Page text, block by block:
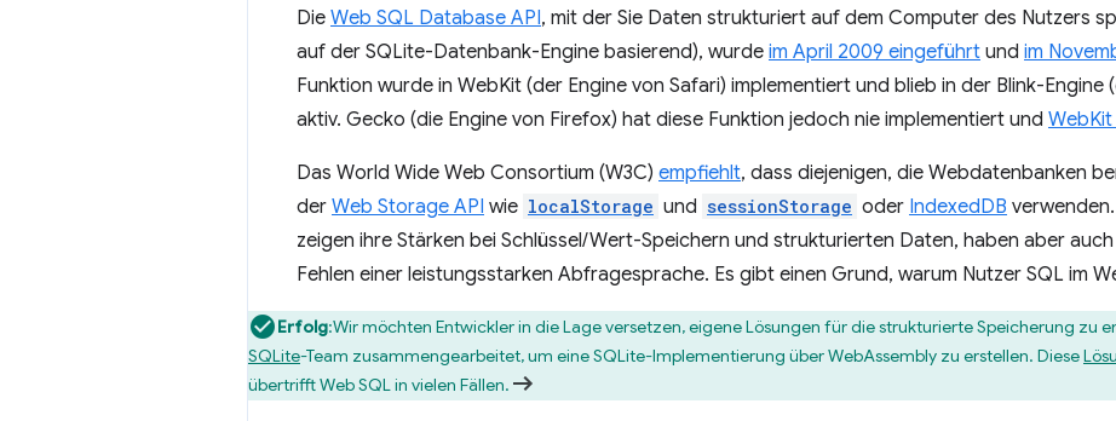
Die Web SQL Database API, mit der Sie Daten strukturiert auf dem Computer des Nutzers
auf der SQLite-Datenbank-Engine basierend), wurde im April 2009 eingeführt und im
Funktion wurde in WebKit (der Engine von Safari) implementiert und blieb in der Blink-Engine
aktiv. Gecko (die Engine von Firefox) hat diese Funktion jedoch nie implementiert und
Das World Wide Web Consortium (W3C) empfiehlt, dass diejenigen, die Webdatenbanken
der Web Storage API wie localStorage und sessionStorage oder IndexedDB
zeigen ihre Stärken bei Schlüssel/Wert-Speichern und strukturierten Daten, haben aber
Fehlen einer leistungsstarken Abfragesprache. Es gibt einen Grund, warum Nutzer SQL im
Erfolg:Wir möchten Entwickler in die Lage versetzen, eigene Lösungen für die strukturierte Speicherung zu
SQLite-Team zusammengearbeitet, um eine SQLite-Implementierung über WebAssembly zu erstellen. Diese
übertrifft Web SQL in vielen Fällen.